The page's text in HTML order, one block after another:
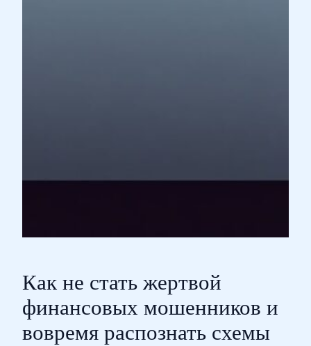
Как не стать жертвой
финансовых мошенников и
вовремя распознать схемы